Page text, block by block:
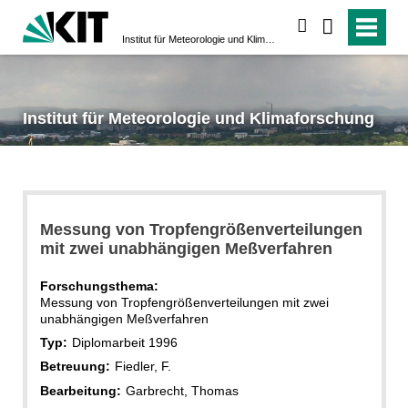
Institut für Meteorologie und Klimaforschung
Messung von Tropfengrößenverteilungen
mit zwei unabhängigen Meßverfahren
Forschungsthema:
Messung von Tropfengrößenverteilungen mit zwei
unabhängigen Meßverfahren
Typ: Diplomarbeit 1996
Betreuung: Fiedler, F.
Bearbeitung: Garbrecht, Thomas